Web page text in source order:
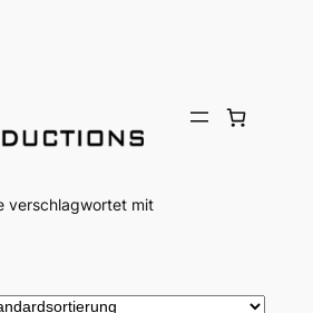
verschlagwortet mit